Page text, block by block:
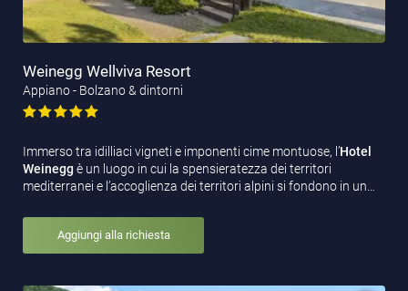
Weinegg Wellviva Resort
Appiano - Bolzano & dintorni
Immerso tra idilliaci vigneti e imponenti cime montuose, l’Hotel
Weinegg è un luogo in cui la spensieratezza dei territori
mediterranei e l’accoglienza dei territori alpini si fondono in un…
Aggiungi alla richiesta